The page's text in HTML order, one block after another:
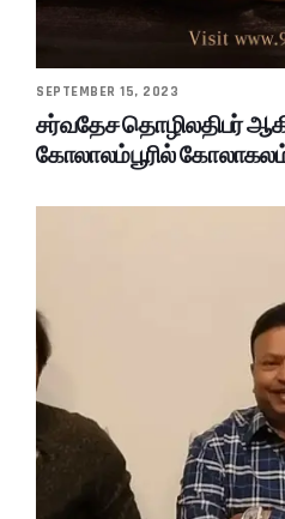
SEPTEMBER 15, 2023
சர்வதேச தொழிலதிபர்
கோலாலம்பூரில்